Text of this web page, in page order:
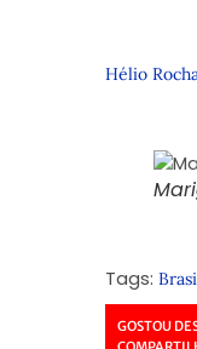
Hélio
Tags:
GOSTOU